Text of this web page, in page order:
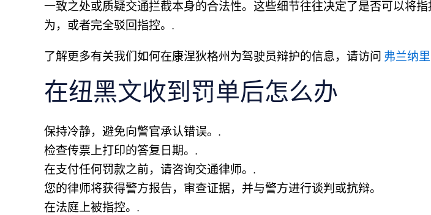
一致之处或质疑交通拦截本身的合法性。这些细节往往决定了是否可以将
为，或者完全驳回指控。.
了解更多有关我们如何在康涅狄格州为驾驶员辩护的信息，请访问弗兰纳
在纽黑文收到罚单后怎么办
保持冷静，避免向警官承认错误。.
检查传票上打印的答复日期。.
在支付任何罚款之前，请咨询交通律师。.
您的律师将获得警方报告，审查证据，并与警方进行谈判或抗辩。
在法庭上被指控。.